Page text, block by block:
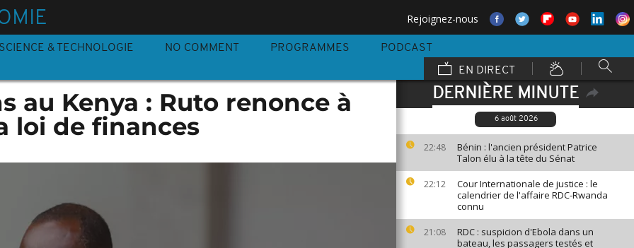
Rejoignez-nous
SCIENCE & TECHNOLOGIE NO COMMENT PROGRAMMES
PODCAST
EN DIRECT
DERNIÈRE MINUTE
6 août 2026
22:48
Bénin : l'ancien président Patrice
Talon élu à la tête du Sénat
22:12
Cour Internationale de justice : le
calendrier de l'affaire RDC-Rwanda
connu
21:08
RDC : suspicion d'Ebola dans un
bateau, les passagers testés et
au Kenya : Ruto renonce à
loi de finances